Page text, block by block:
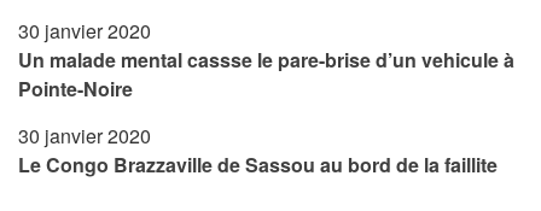
30 janvier 2020
Un malade mental cassse le pare-brise d’un vehicule à
Pointe-Noire
30 janvier 2020
Le Congo Brazzaville de Sassou au bord de la faillite